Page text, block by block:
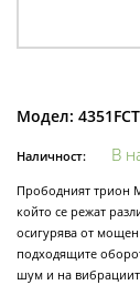
Модел: 4351FCT
Наличност: В
Прободният трион
който се режат
осигурява от мощен
подходящите
шум и на